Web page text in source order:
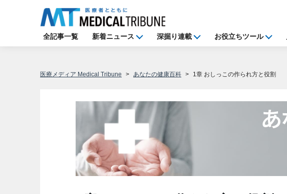
全記事一覧 新着ニュース 深掘り連載 お役立ちツール
医療メディア Medical Tribune あなたの健康百科 1章 おしっこの作られ方と役割